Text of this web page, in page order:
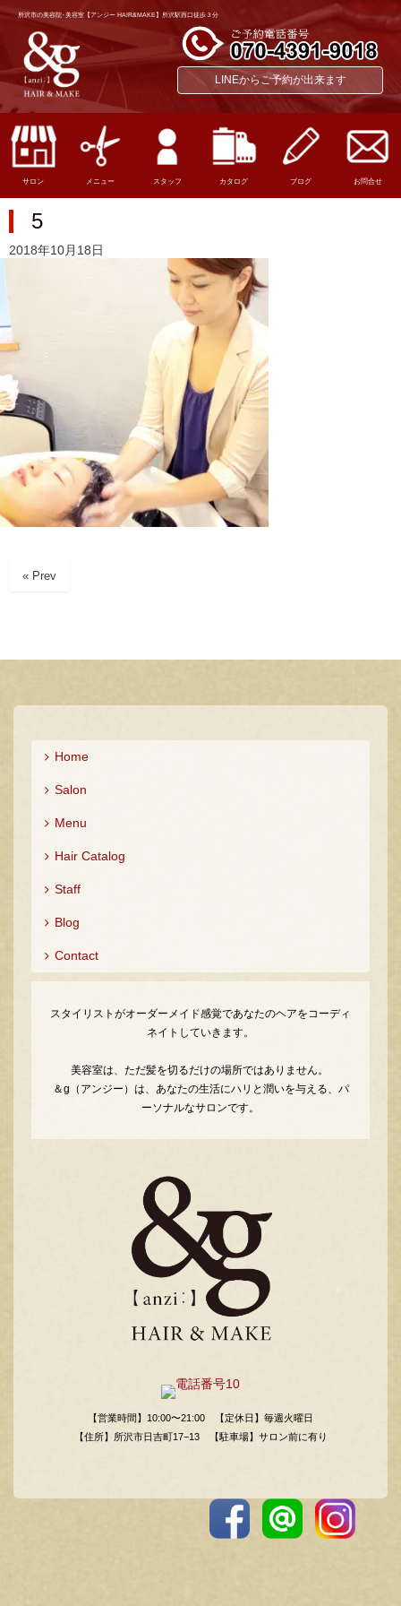
所沢市の美容院･美容室【アンジー HAIR&MAKE】所沢駅西口徒歩３分
LINEからご予約が出来ます
サロン メニュー スタッフ カタログ ブログ お問合せ
5
2018年10月18日
« Prev
Home
Salon
Menu
Hair Catalog
Staff
Blog
Contact
スタイリストがオーダーメイド感覚であなたのヘアをコーディ
ネイトしていきます。
美容室は、ただ髪を切るだけの場所ではありません。
＆g（アンジー）は、あなたの生活にハリと潤いを与える、パ
ーソナルなサロンです。
【営業時間】10:00〜21:00
【定休日】毎週火曜日
【住所】所沢市日吉町17−13
【駐車場】サロン前に有り